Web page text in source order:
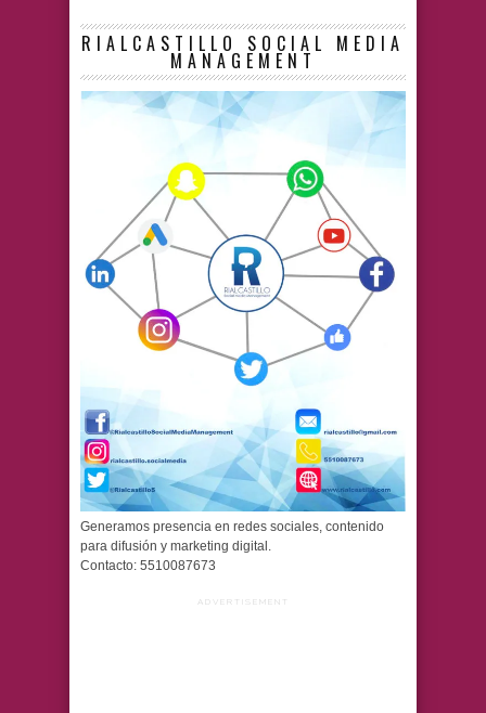
RIALCASTILLO SOCIAL MEDIA
MANAGEMENT
Generamos presencia en redes sociales, contenido
para difusión y marketing digital.
Contacto: 5510087673
ADVERTISEMENT